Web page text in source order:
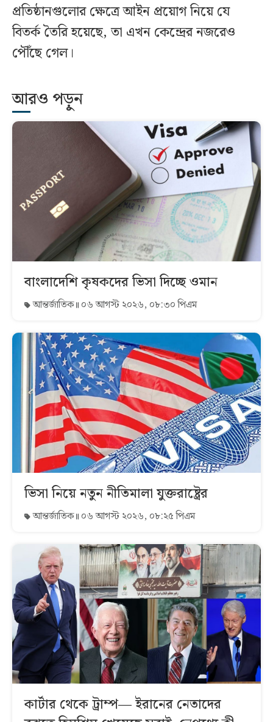
প্রতিষ্ঠানগুলোর ক্ষেত্রে আইন প্রয়োগ নিয়ে যে
বিতর্ক তৈরি হয়েছে, তা এখন কেন্দ্রের নজরেও
পৌঁছে গেল।
আরও পড়ুন
বাংলাদেশি কৃষকদের ভিসা দিচ্ছে ওমান
আন্তর্জাতিক ০৬ আগস্ট ২০২৬, ০৮:৩০ পিএম
ভিসা নিয়ে নতুন নীতিমালা যুক্তরাষ্ট্রের
আন্তর্জাতিক ০৬ আগস্ট ২০২৬, ০৮:২৫ পিএম
কার্টার থেকে ট্রাম্প— ইরানের নেতাদের